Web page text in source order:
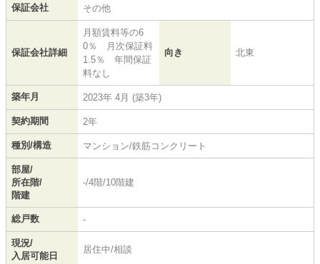
保証会社 その他
保証会社詳細
月額賃料等の6
0％ 月次保証料
1.5％ 年間保証
料なし
向き 北東
築年月 2023年 4月 (築3年)
契約期間 2年
種別/構造 マンション/鉄筋コンクリート
部屋/
所在階/
階建
-/4階/10階建
総戸数 -
現況/
入居可能日
居住中/相談